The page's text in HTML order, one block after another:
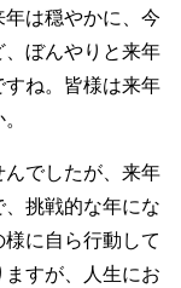
は穏やかに、今
ぼんやりと来年
ね。皆様は来年
でしたが、来年
挑戦的な年にな
に自ら行動して
すが、人生にお